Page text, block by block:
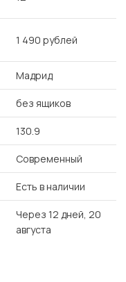
1 490 рублей
Мадрид
без ящиков
130.9
Современный
Есть в наличии
Через 12 дней, 20
августа